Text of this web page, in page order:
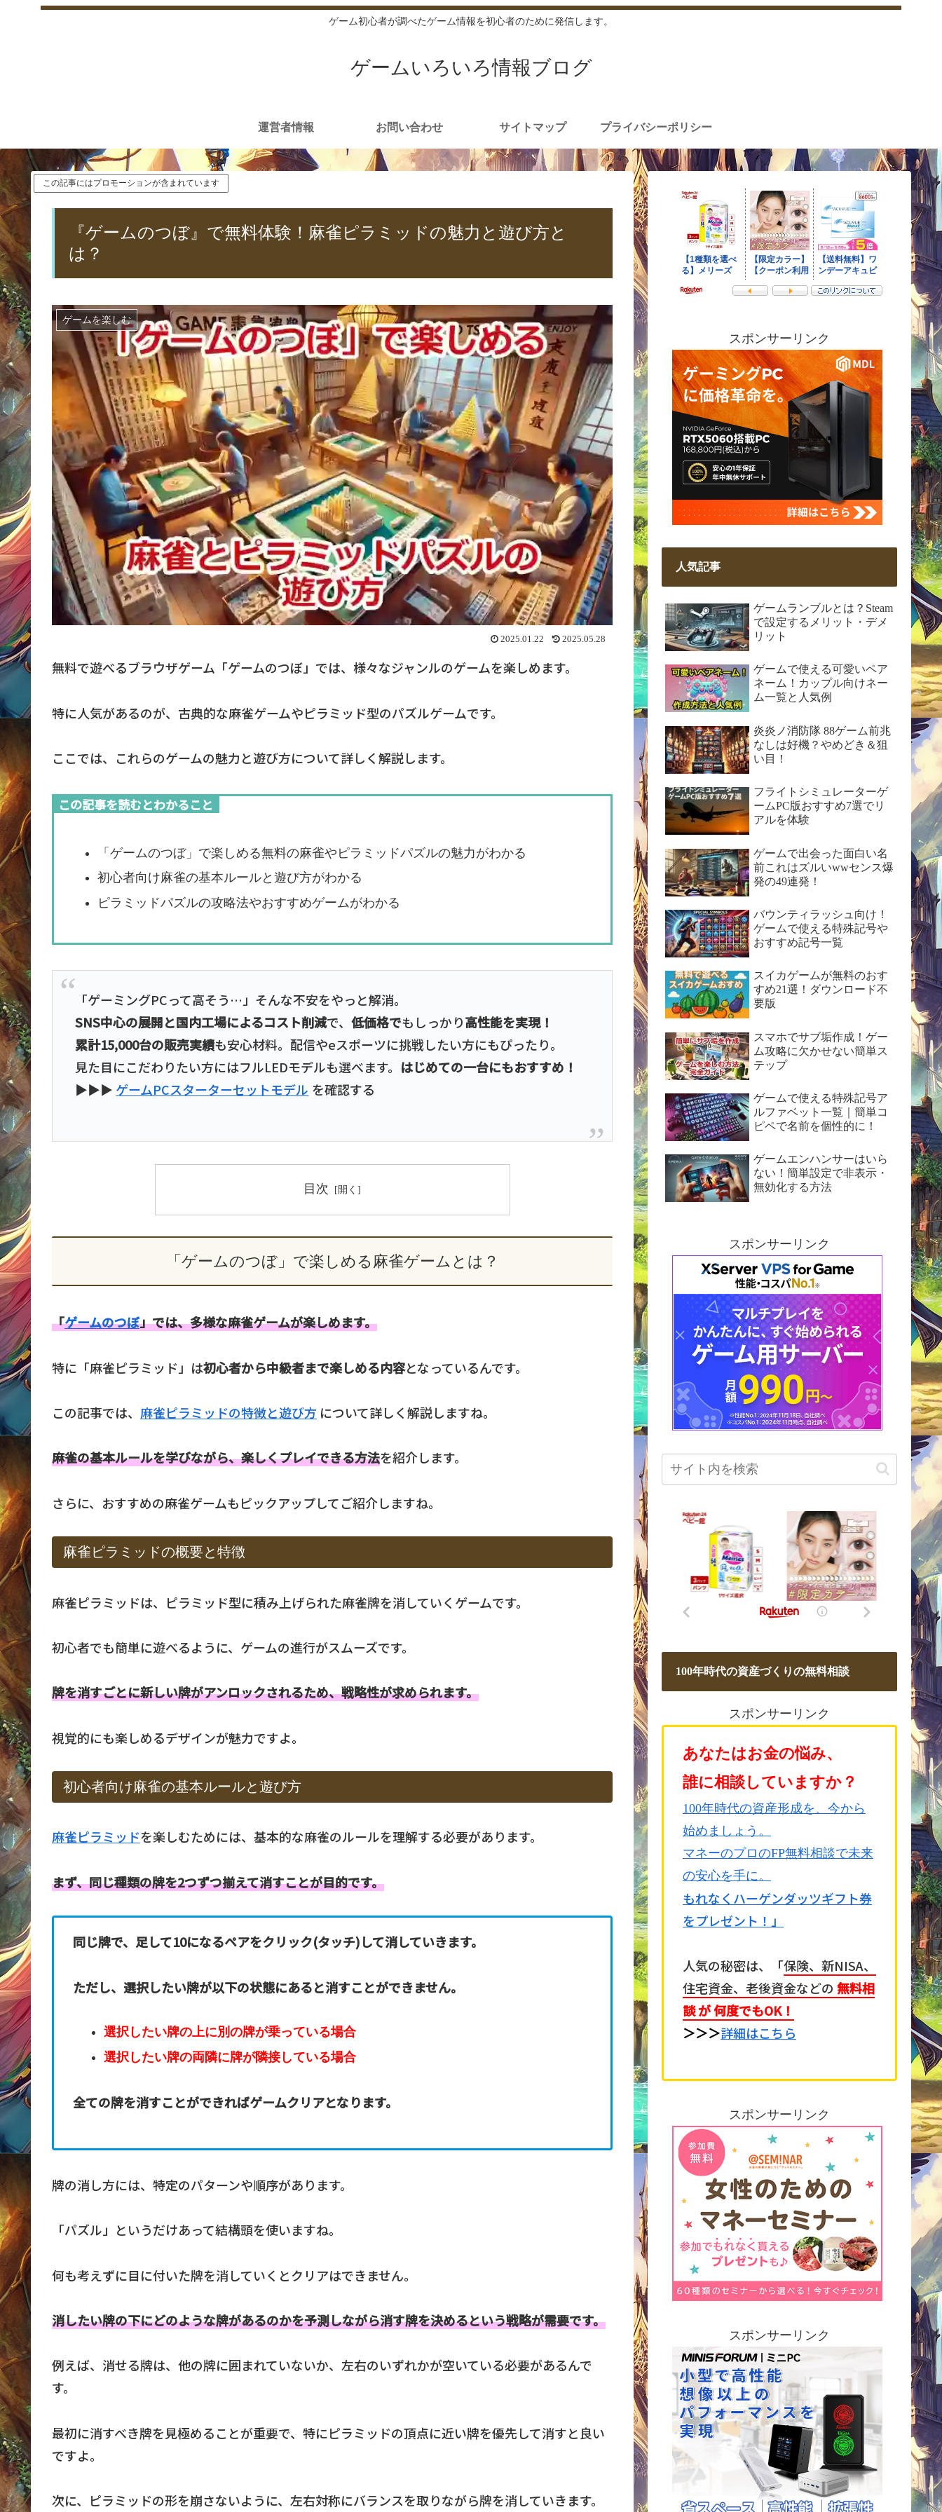
ゲーム初心者が調べたゲーム情報を初心者のために発信します。
ゲームいろいろ情報ブログ
運営者情報 お問い合わせ サイトマップ プライバシーポリシー
この記事にはプロモーションが含まれています
『ゲームのつぼ』で無料体験！麻雀ピラミッドの魅力と遊び方と
は？
ゲームを楽しむ
2025.01.22 2025.05.28
無料で遊べるブラウザゲーム「ゲームのつぼ」では、様々なジャンルのゲームを楽しめます。
特に人気があるのが、古典的な麻雀ゲームやピラミッド型のパズルゲームです。
ここでは、これらのゲームの魅力と遊び方について詳しく解説します。
この記事を読むとわかること
「ゲームのつぼ」で楽しめる無料の麻雀やピラミッドパズルの魅力がわかる
初心者向け麻雀の基本ルールと遊び方がわかる
ピラミッドパズルの攻略法やおすすめゲームがわかる
「ゲーミングPCって高そう…」そんな不安をやっと解消。
SNS中心の展開と国内工場によるコスト削減で、低価格でもしっかり高性能を実現！
累計15,000台の販売実績も安心材料。配信やeスポーツに挑戦したい方にもぴったり。
見た目にこだわりたい方にはフルLEDモデルも選べます。 はじめての一台にもおすすめ！
▶▶▶ ゲームPCスターターセットモデル を確認する
目次
「ゲームのつぼ」で楽しめる麻雀ゲームとは？
「ゲームのつぼ」では、多様な麻雀ゲームが楽しめます。
特に「麻雀ピラミッド」は初心者から中級者まで楽しめる内容となっているんです。
この記事では、 麻雀ピラミッドの特徴と遊び方 について詳しく解説しますね。
麻雀の基本ルールを学びながら、楽しくプレイできる方法を紹介します。
さらに、おすすめの麻雀ゲームもピックアップしてご紹介しますね。
麻雀ピラミッドの概要と特徴
麻雀ピラミッドは、ピラミッド型に積み上げられた麻雀牌を消していくゲームです。
初心者でも簡単に遊べるように、ゲームの進行がスムーズです。
牌を消すごとに新しい牌がアンロックされるため、戦略性が求められます。
視覚的にも楽しめるデザインが魅力ですよ。
初心者向け麻雀の基本ルールと遊び方
麻雀ピラミッドを楽しむためには、基本的な麻雀のルールを理解する必要があります。
まず、同じ種類の牌を2つずつ揃えて消すことが目的です。
同じ牌で、足して10になるペアをクリック(タッチ)して消していきます。
ただし、選択したい牌が以下の状態にあると消すことができません。
選択したい牌の上に別の牌が乗っている場合
選択したい牌の両隣に牌が隣接している場合
全ての牌を消すことができればゲームクリアとなります。
牌の消し方には、特定のパターンや順序があります。
「パズル」というだけあって結構頭を使いますね。
何も考えずに目に付いた牌を消していくとクリアはできません。
消したい牌の下にどのような牌があるのかを予測しながら消す牌を決めるという戦略が需要です。
例えば、消せる牌は、他の牌に囲まれていないか、左右のいずれかが空いている必要があるんで
す。
最初に消すべき牌を見極めることが重要で、特にピラミッドの頂点に近い牌を優先して消すと良い
ですよ。
次に、ピラミッドの形を崩さないように、左右対称にバランスを取りながら牌を消していきます。
スポンサーリンク
人気記事
ゲームランブルとは？Steam
で設定するメリット・デメ
リット
ゲームで使える可愛いペア
ネーム！カップル向けネー
ム一覧と人気例
炎炎ノ消防隊 88ゲーム前兆
なしは好機？やめどき＆狙
い目！
フライトシミュレーターゲ
ームPC版おすすめ7選でリ
アルを体験
ゲームで出会った面白い名
前これはズルいwwセンス爆
発の49連発！
バウンティラッシュ向け！
ゲームで使える特殊記号や
おすすめ記号一覧
スイカゲームが無料のおす
すめ21選！ダウンロード不
要版
スマホでサブ垢作成！ゲー
ム攻略に欠かせない簡単ス
テップ
ゲームで使える特殊記号ア
ルファベット一覧｜簡単コ
ピペで名前を個性的に！
ゲームエンハンサーはいら
ない！簡単設定で非表示・
無効化する方法
スポンサーリンク
100年時代の資産づくりの無料相談
スポンサーリンク
あなたはお金の悩み、
誰に相談していますか？
100年時代の資産形成を、今から
始めましょう。
マネーのプロのFP無料相談で未来
の安心を手に。
もれなくハーゲンダッツギフト券
をプレゼント！」
人気の秘密は、「保険、新NISA、
住宅資金、老後資金などの 無料相
談 が 何度でもOK！
＞＞＞詳細はこちら
スポンサーリンク
スポンサーリンク